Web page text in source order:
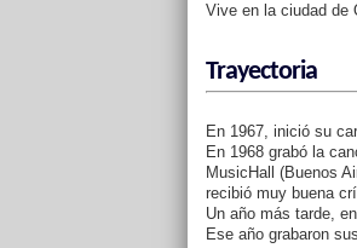
Vive en la ciudad de
Trayectoria
En 1967, inició su
En 1968 grabó la
MusicHall (Buenos
recibió muy buena
Un año más tarde,
Ese año grabaron